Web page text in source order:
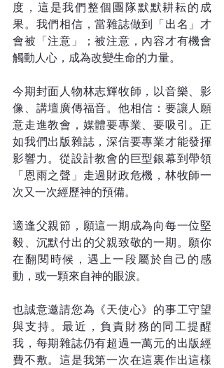
度，這是我們整個團隊默默耕耘的成
果。我們相信，當雜誌做到「出名」才
會被「注意」；被注意，內容才有機會
觸動人心，成為改變生命的力量。
今期封面人物林志輝牧師，以音樂、影
像、講壇廣傳福音。他相信：要讓人願
意走進教會，媒體要專業、要吸引。正
如我們出版雜誌，深信要專業才能發揮
影響力。從設計教會的巨型銀幕到帶領
「恩雨之聲」走過財政危機，林牧師一
次又一次經歷神的預備。
適逢父親節，願這一期成為向每一位堅
毅、沉默付出的父親致敬的一期。願你
在翻閱時候，遇上一段屬於自己的感
動，或一顆來自神的眼淚。
也誠意邀請您為《天使心》的事工守望
與支持。最近，負責財務的同工提醒
我，每期雜誌仍有超過一萬元的出版經
費不敷。這是我第一次在這裏作出這樣